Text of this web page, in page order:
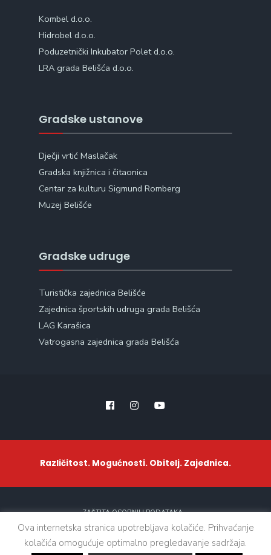
Kombel d.o.o.
Hidrobel d.o.o.
Poduzetnički Inkubator Polet d.o.o.
LRA grada Belišća d.o.o.
Gradske ustanove
Dječji vrtić Maslačak
Gradska knjižnica i čitaonica
Centar za kulturu Sigmund Romberg
Muzej Belišće
Gradske udruge
Turistička zajednica Belišće
Zajednica športskih udruga grada Belišća
LAG Karašica
Vatrogasna zajednica grada Belišća
Različitost. Mogućnosti. Obitelj. Zajednica.
ZAŠTITA OSOBNIH PODATAKA
Ova internetska stranica upotrebljava kolačiće. Prihvaćanje
kolačića omogućuje optimalno pregledavanje sadržaja.